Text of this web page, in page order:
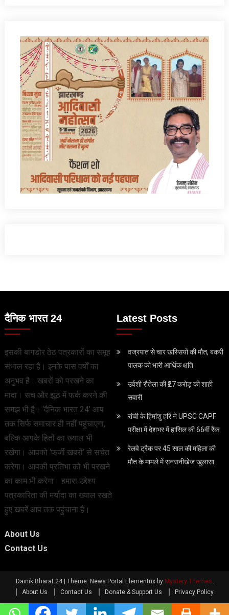
दैनिक भारत 24
इसकी बागडोर ठेठ पत्रकारों का समूह
संभाल रहा है। इनके पास वर्षों का
अनुभव है। खबरों को परखने का
मादा। सच और झूठ में फर्क करने की
समझ भी है। ‘दैनिक भारत 24’ आप
तक सिर्फ समाचार ही नहीं पहुंचाएगा,
बल्कि आपके हितों का ख्याल भी
रखेगा। आपको ‘फर्जी खबरों’ से सचेत
करेगा। आपकी प्रतिभा को भी परखने
का काम भी करेगा। हमारा उद्देश्य
पत्रकारिता की मर्यादा का ख्याल रखते
हुए खबरें आप तक पहुंचाना है।
About Us
Contact Us
Latest Posts
वज्रपात से चार खस्सियों की मौत, बकरी
पालक को भारी आर्थिक क्षति
उर्वशी रौतेला की ₹27 करोड़ की शाही
सवारी
रांची के हिमांशु हरि ने UPSC CAPF
परीक्षा में देशभर में हासिल की 66वीं रैंक
रेलवे ट्रैक पर 45 साल की महिला की
मौत के मामले में सनसनीखेज खुलासा
Dainik Bharat 24 Theme: News Portal Elementrix by Mystery Themes.
About Us
Contact Us Donate & Support Us Privacy Policy